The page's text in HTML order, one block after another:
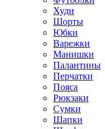
Худи
Шорты
Юбки
Варежки
Манишки
Палантины
Перчатки
Пояса
Рюкзаки
Сумки
Шапки